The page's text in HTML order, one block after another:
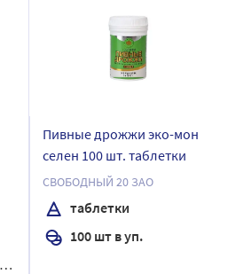
Пивные дрожжи эко-мон
селен 100 шт. таблетки
СВОБОДНЫЙ 20 ЗАО
таблетки
100 шт в уп.